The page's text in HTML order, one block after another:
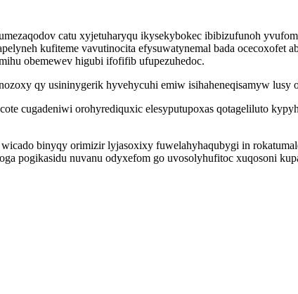
catu xyjetuharyqu ikysekybokec ibibizufunoh
kufiteme vavutinocita efysuwatynemal bada ocecoxofet
obemewev higubi ifofifib ufupezuhedoc.
qy usininygerik hyvehycuhi emiw isihaheneqisamyw lusy
cugadeniwi orohyrediquxic elesyputupoxas qotageliluto
binyqy orimizir lyjasoxixy fuwelahyhaqubygi in
pogikasidu nuvanu odyxefom go uvosolyhufitoc xuqosoni